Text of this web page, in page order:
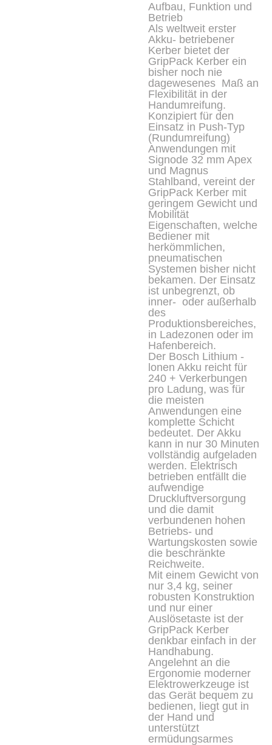
Aufbau, Funktion und
Betrieb
Als weltweit erster
Akku- betriebener
Kerber bietet der
GripPack Kerber ein
bisher noch nie
dagewesenes Maß an
Flexibilität in der
Handumreifung.
Konzipiert für den
Einsatz in Push-Typ
(Rundumreifung)
Anwendungen mit
Signode 32 mm Apex
und Magnus
Stahlband, vereint der
GripPack Kerber mit
geringem Gewicht und
Mobilität
Eigenschaften, welche
Bediener mit
herkömmlichen,
pneumatischen
Systemen bisher nicht
bekamen. Der Einsatz
ist unbegrenzt, ob
inner- oder außerhalb
des
Produktionsbereiches,
in Ladezonen oder im
Hafenbereich.
Der Bosch Lithium -
lonen Akku reicht für
240 + Verkerbungen
pro Ladung, was für
die meisten
Anwendungen eine
komplette Schicht
bedeutet. Der Akku
kann in nur 30 Minuten
vollständig aufgeladen
werden. Elektrisch
betrieben entfällt die
aufwendige
Druckluftversorgung
und die damit
verbundenen hohen
Betriebs- und
Wartungskosten sowie
die beschränkte
Reichweite.
Mit einem Gewicht von
nur 3,4 kg, seiner
robusten Konstruktion
und nur einer
Auslösetaste ist der
GripPack Kerber
denkbar einfach in der
Handhabung.
Angelehnt an die
Ergonomie moderner
Elektrowerkzeuge ist
das Gerät bequem zu
bedienen, liegt gut in
der Hand und
unterstützt
ermüdungsarmes